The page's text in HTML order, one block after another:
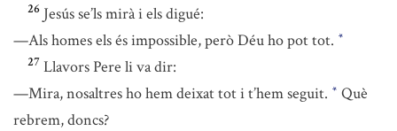
26 Jesús se’ls mirà i els digué:
—Als homes els és impossible, però Déu ho pot tot. *
27 Llavors Pere li va dir:
—Mira, nosaltres ho hem deixat tot i t’hem seguit. * Què
rebrem, doncs?